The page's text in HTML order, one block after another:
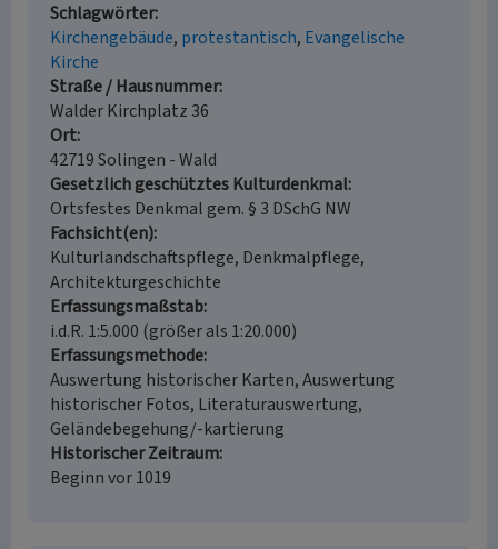
Schlagwörter
Kirchengebäude protestantisch Evangelische
Kirche
Straße / Hausnummer
Walder Kirchplatz 36
Ort
42719 Solingen - Wald
Gesetzlich geschütztes Kulturdenkmal
Ortsfestes Denkmal gem. § 3 DSchG NW
Fachsicht(en)
Kulturlandschaftspflege, Denkmalpflege,
Architekturgeschichte
Erfassungsmaßstab
i.d.R. 1:5.000 (größer als 1:20.000)
Erfassungsmethode
Auswertung historischer Karten, Auswertung
historischer Fotos, Literaturauswertung,
Geländebegehung/-kartierung
Historischer Zeitraum
Beginn vor 1019